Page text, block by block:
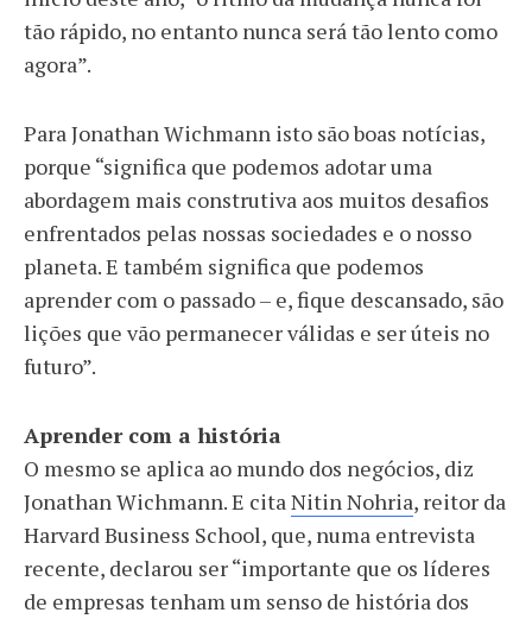
tão rápido, no entanto nunca será tão lento como
agora”.
Para Jonathan Wichmann isto são boas notícias,
porque “significa que podemos adotar uma
abordagem mais construtiva aos muitos desafios
enfrentados pelas nossas sociedades e o nosso
planeta. E também significa que podemos
aprender com o passado – e, fique descansado, são
lições que vão permanecer válidas e ser úteis no
futuro”.
Aprender com a história
O mesmo se aplica ao mundo dos negócios, diz
Jonathan Wichmann. E citaNitin Nohria, reitor da
Harvard Business School, que, numa entrevista
recente, declarou ser “importante que os líderes
de empresas tenham um senso de história dos